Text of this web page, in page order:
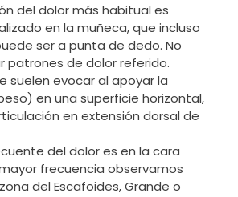
del dolor más habitual es
en la muñeca, que incluso
ser a punta de dedo. No
patrones de dolor referido.
suelen evocar al apoyar la
en una superficie horizontal,
en extensión dorsal de
del dolor es en la cara
frecuencia observamos
del Escafoides, Grande o